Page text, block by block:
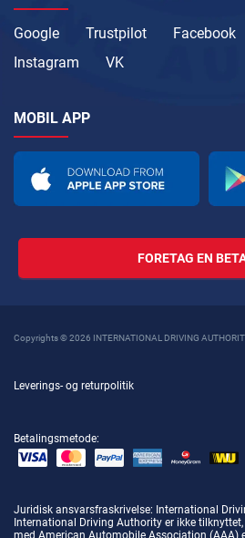
Google Trustpilot Facebook
Instagram
VK
MOBIL APP
FORETAG EN
Copyrights © 2026 INTERNATIONAL DRIVING
Leverings- og returpolitik
Betalingsmetode:
Juridisk ansvarsfraskrivelse: International
International Driving Authority er ikke
med American Automobile Association (AAA)